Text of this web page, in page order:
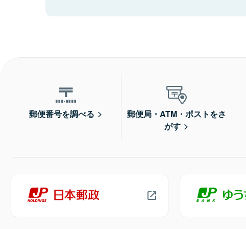
郵便番号を調べる
郵便局・ATM・ポストをさ
がす